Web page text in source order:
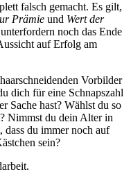
falsch gemacht. Es gilt,
Prämie und Wert der
noch das Ende
auf Erfolg am
Vorbilder
dich für eine Schnapszahl
Sache hast? Wählst du so
Nimmst du dein Alter in
dass du immer noch auf
sein?